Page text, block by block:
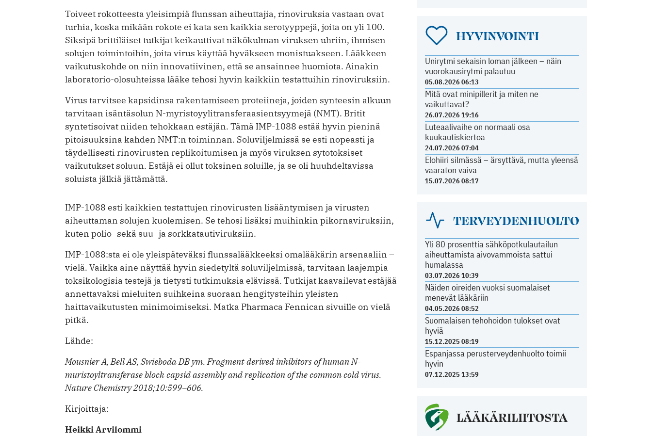
HYVINVOINTI
Unirytmi sekaisin loman jälkeen – näin
vuorokausirytmi palautuu
05.08.2026 06:13
Mitä ovat minipillerit ja miten ne
vaikuttavat?
26.07.2026 19:16
Luteaalivaihe on normaali osa
kuukautiskiertoa
24.07.2026 07:04
Elohiiri silmässä – ärsyttävä, mutta yleensä
vaaraton vaiva
15.07.2026 08:17
TERVEYDENHUOLTO
Yli 80 prosenttia sähköpotkulautailun
aiheuttamista aivovammoista sattui
humalassa
03.07.2026 10:39
Näiden oireiden vuoksi suomalaiset
menevät lääkäriin
04.05.2026 08:52
Suomalaisen tehohoidon tulokset ovat
hyviä
15.12.2025 08:19
Espanjassa perusterveydenhuolto toimii
hyvin
07.12.2025 13:59
LÄÄKÄRILIITOSTA
Toiveet rokotteesta yleisimpiä flunssan aiheuttajia, rinoviruksia vastaan ovat
turhia, koska mikään rokote ei kata sen kaikkia serotyyppejä, joita on yli 100.
Siksipä britti­läiset tutkijat keikauttivat näkökulman viruksen uhriin, ihmisen
solujen toimintoihin, joita virus käyttää hyväkseen monistuakseen. Lääkkeen
vaikutuskohde on niin ­innovatiivinen, että se ansainnee huomiota. Ainakin
laboratorio-olosuhteissa lääke tehosi hyvin kaikkiin testattuihin rinoviruksiin.
Virus tarvitsee kapsidinsa rakentamiseen proteiineja, joiden synteesin alkuun
tarvitaan isäntäsolun N-myristoyylitransferaasientsyymejä (NMT). Britit
syntetisoivat niiden tehokkaan estäjän. Tämä IMP-1088 estää hyvin pieninä
pitoisuuksina kahden NMT:n toiminnan. Soluviljelmissä se esti nopeasti ja
täydellisesti rinovirusten ­replikoitumisen ja myös viruksen sytotoksiset
vaikutukset soluun. Estäjä ei ollut toksinen soluille, ja se oli huuhdeltavissa
soluista jälkiä jättämättä.
IMP-1088 esti kaikkien testattujen rinovirusten lisääntymisen ja virusten
aiheuttaman solujen kuolemisen. Se tehosi lisäksi muihinkin pikornaviruksiin,
kuten polio- sekä suu- ja sorkkatautiviruksiin.
IMP-1088:sta ei ole yleispäteväksi flunssalääkkeeksi omalääkärin arsenaaliin –
vielä. Vaikka aine näyttää hyvin siedetyltä soluviljelmissä, tarvitaan laajempia
toksikologisia testejä ja tietysti tutkimuksia elävissä. Tutkijat kaavailevat estäjää
annettavaksi mieluiten suihkeina suoraan hengitysteihin yleisten
haittavaikutusten minimoimiseksi. Matka Pharmaca Fennican sivuille on vielä
pitkä.
Lähde:
Mousnier A, Bell AS, Swieboda DB ym. Fragment-derived inhibitors of human N-
muristoyltransferase block capsid assembly and replication of the common cold virus.
Nature Chemistry 2018;10:599–606.
Kirjoittaja:
Heikki Arvilommi